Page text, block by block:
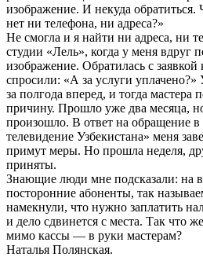
изображение. И некуда
нет ни телефона, ни адреса?»
Не смогла и я найти ни адреса, ни
студии «Лель», когда у меня вдруг
изображение. Обратилась с
спросили: «А за услуги
за полгода вперед, и тогда мастера
причину. Прошло уже два месяца,
произошло. В ответ на обращение
телевидение Узбекистана» меня
примут меры. Но прошла неделя,
приняты.
Знающие люди мне подсказали: на
посторонние абоненты, так
намекнули, что нужно заплатить
и дело сдвинется с места. Так что
мимо кассы — в руки мастерам?
Наталья Полянская.